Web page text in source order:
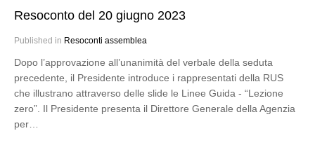
Resoconto del 20 giugno 2023
Published in Resoconti assemblea
Dopo l’approvazione all’unanimità del verbale della seduta
precedente, il Presidente introduce i rappresentati della RUS
che illustrano attraverso delle slide le Linee Guida - “Lezione
zero”. Il Presidente presenta il Direttore Generale della Agenzia
per…